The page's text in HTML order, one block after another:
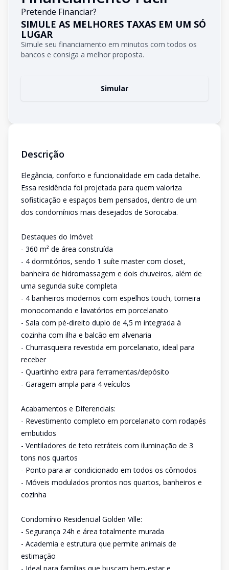
Pretende Financiar?
SIMULE AS MELHORES TAXAS EM UM SÓ
LUGAR
Simule seu financiamento em minutos com todos os
bancos e consiga a melhor proposta.
Simular
Descrição
Elegância, conforto e funcionalidade em cada detalhe.
Essa residência foi projetada para quem valoriza
sofisticação e espaços bem pensados, dentro de um
dos condomínios mais desejados de Sorocaba.
Destaques do Imóvel:
- 360 m² de área construída
- 4 dormitórios, sendo 1 suíte master com closet,
banheira de hidromassagem e dois chuveiros, além de
uma segunda suíte completa
- 4 banheiros modernos com espelhos touch, torneira
monocomando e lavatórios em porcelanato
- Sala com pé-direito duplo de 4,5 m integrada à
cozinha com ilha e balcão em alvenaria
- Churrasqueira revestida em porcelanato, ideal para
receber
- Quartinho extra para ferramentas/depósito
- Garagem ampla para 4 veículos
Acabamentos e Diferenciais:
- Revestimento completo em porcelanato com rodapés
embutidos
- Ventiladores de teto retráteis com iluminação de 3
tons nos quartos
- Ponto para ar-condicionado em todos os cômodos
- Móveis modulados prontos nos quartos, banheiros e
cozinha
Condomínio Residencial Golden Ville:
- Segurança 24h e área totalmente murada
- Academia e estrutura que permite animais de
estimação